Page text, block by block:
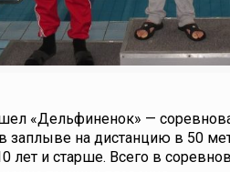
«Дельфиненок» —
заплыве на дистанцию в 50
лет и старше. Всего в